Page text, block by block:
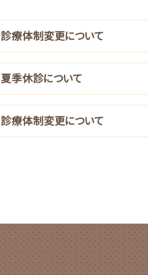
診療体制変更について
夏季休診について
診療体制変更について